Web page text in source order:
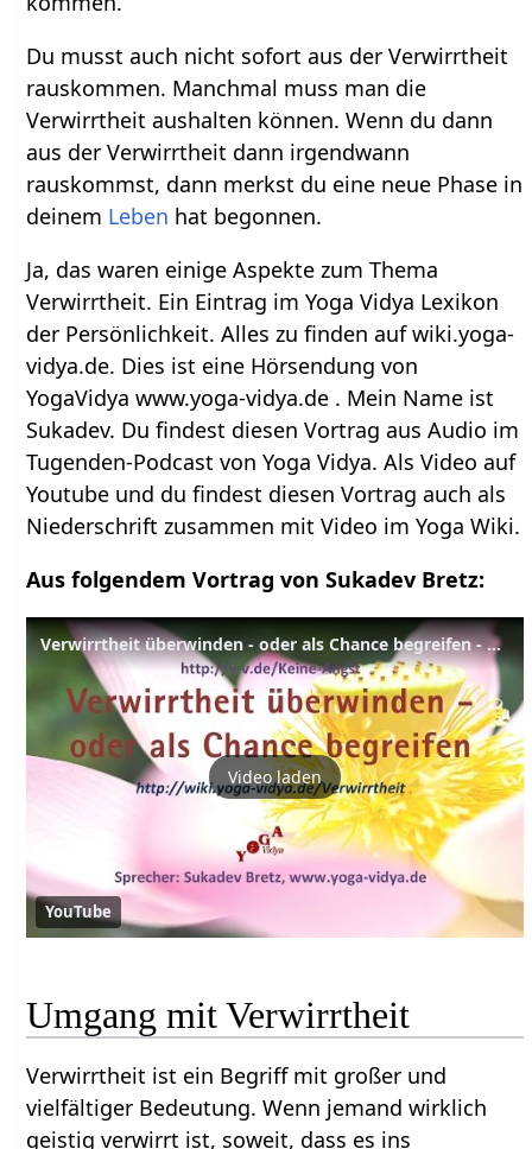
Du musst auch nicht sofort aus der Verwirrtheit
rauskommen. Manchmal muss man die
Verwirrtheit aushalten können. Wenn du dann
aus der Verwirrtheit dann irgendwann
rauskommst, dann merkst du eine neue Phase in
deinem Leben hat begonnen.
Ja, das waren einige Aspekte zum Thema
Verwirrtheit. Ein Eintrag im Yoga Vidya Lexikon
der Persönlichkeit. Alles zu finden auf wiki.yoga-
vidya.de. Dies ist eine Hörsendung von
YogaVidya www.yoga-vidya.de . Mein Name ist
Sukadev. Du findest diesen Vortrag aus Audio im
Tugenden-Podcast von Yoga Vidya. Als Video auf
Youtube und du findest diesen Vortrag auch als
Niederschrift zusammen mit Video im Yoga Wiki.
Aus folgendem Vortrag von Sukadev Bretz:
Verwirrtheit überwinden - oder als Chance begreifen - Praktischer Vortrag
Video laden
YouTube
Umgang mit Verwirrtheit
Verwirrtheit ist ein Begriff mit großer und
vielfältiger Bedeutung. Wenn jemand wirklich
geistig verwirrt ist, soweit, dass es ins